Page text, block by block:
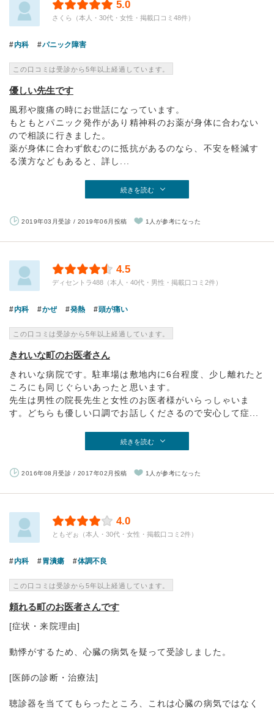
5.0
さくら（本人・30代・女性・掲載口コミ48件）
内科 パニック障害
この口コミは受診から5年以上経過しています。
優しい先生です
風邪や腹痛の時にお世話になっています。
もともとパニック発作があり精神科のお薬が身体に合わない
ので相談に行きました。
薬が身体に合わず飲むのに抵抗があるのなら、不安を軽減す
る漢方などもあると、詳し...
続きを読む
2019年03月受診 / 2019年06月投稿 1人が参考になった
4.5
ディセントラ488（本人・40代・男性・掲載口コミ2件）
内科 かぜ 発熱 頭が痛い
この口コミは受診から5年以上経過しています。
きれいな町のお医者さん
きれいな病院です。駐車場は敷地内に6台程度、少し離れたと
ころにも同じぐらいあったと思います。
先生は男性の院長先生と女性のお医者様がいらっしゃいま
す。どちらも優しい口調でお話しくださるので安心して症...
続きを読む
2016年08月受診 / 2017年02月投稿 1人が参考になった
4.0
ともぞぉ（本人・30代・女性・掲載口コミ2件）
内科 胃潰瘍 体調不良
この口コミは受診から5年以上経過しています。
頼れる町のお医者さんです
[症状・来院理由]
動悸がするため、心臓の病気を疑って受診しました。
[医師の診断・治療法]
聴診器を当ててもらったところ、これは心臓の病気ではなく